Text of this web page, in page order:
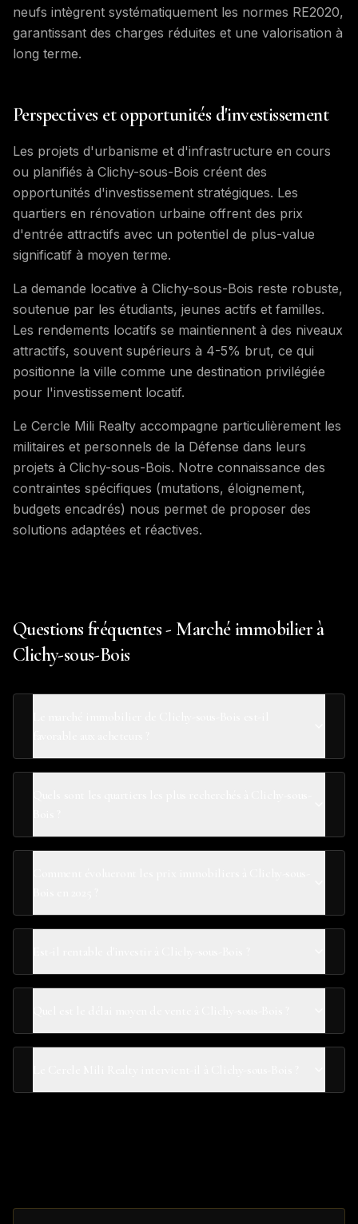
neufs intègrent systématiquement les normes RE2020,
garantissant des charges réduites et une valorisation à
long terme.
Perspectives et opportunités d'investissement
Les projets d'urbanisme et d'infrastructure en cours
ou planifiés à Clichy-sous-Bois créent des
opportunités d'investissement stratégiques. Les
quartiers en rénovation urbaine offrent des prix
d'entrée attractifs avec un potentiel de plus-value
significatif à moyen terme.
La demande locative à Clichy-sous-Bois reste robuste,
soutenue par les étudiants, jeunes actifs et familles.
Les rendements locatifs se maintiennent à des niveaux
attractifs, souvent supérieurs à 4-5% brut, ce qui
positionne la ville comme une destination privilégiée
pour l'investissement locatif.
Le Cercle Mili Realty accompagne particulièrement les
militaires et personnels de la Défense dans leurs
projets à Clichy-sous-Bois. Notre connaissance des
contraintes spécifiques (mutations, éloignement,
budgets encadrés) nous permet de proposer des
solutions adaptées et réactives.
Questions fréquentes - Marché immobilier à
Clichy-sous-Bois